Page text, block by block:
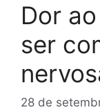
Dor
ser
28 de